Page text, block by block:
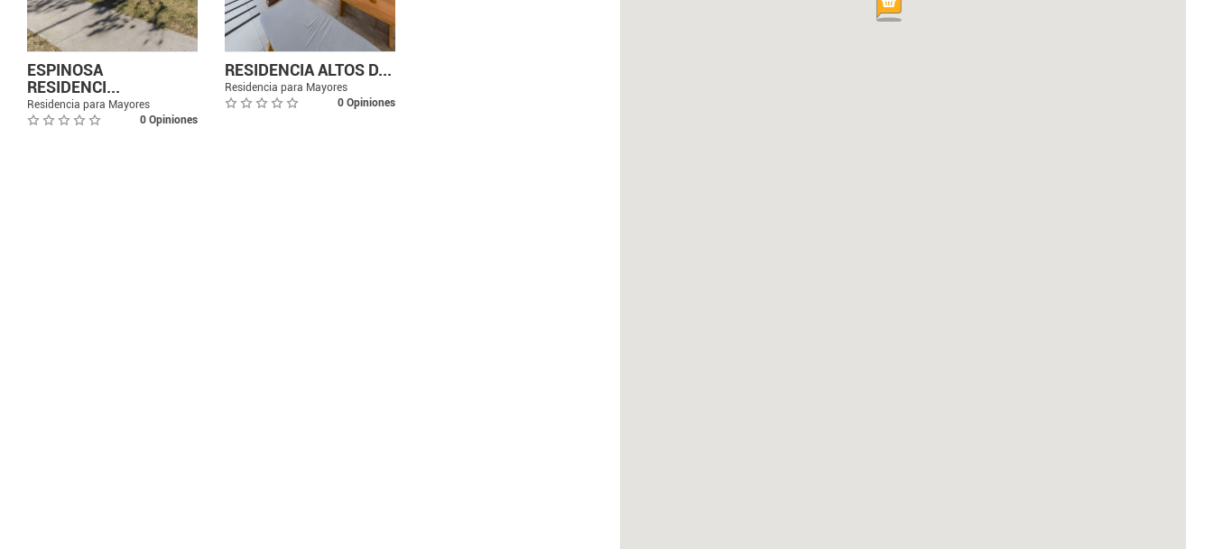
ESPINOSA
RESIDENCI...
Residencia para Mayores
0 Opiniones
RESIDENCIA ALTOS D...
Residencia para Mayores
0 Opiniones